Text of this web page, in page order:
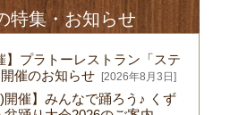
特集・お知らせ
】プラトーレストラン「ステ
催のお知らせ
[2026年8月3日]
)開催】みんなで踊ろう♪ くず